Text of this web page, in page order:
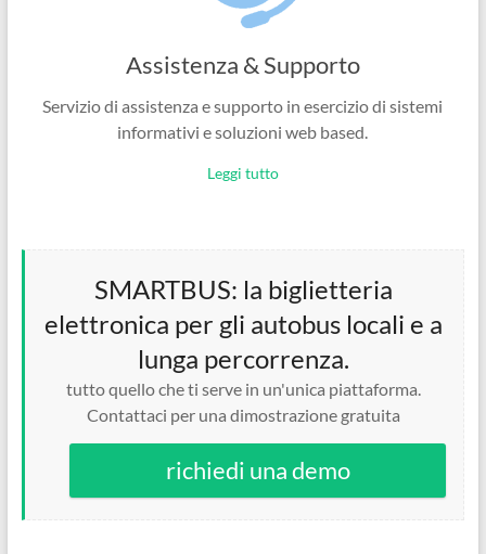
Assistenza & Supporto
Servizio di assistenza e supporto in esercizio di sistemi
informativi e soluzioni web based.
Leggi tutto
SMARTBUS: la biglietteria
elettronica per gli autobus locali e a
lunga percorrenza.
tutto quello che ti serve in un'unica piattaforma.
Contattaci per una dimostrazione gratuita
richiedi una demo